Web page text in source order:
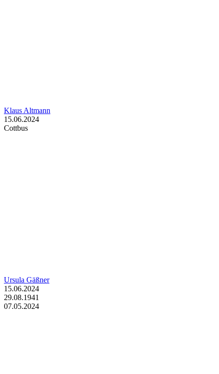
Klaus Altmann
15.06.2024
Cottbus
Ursula Gäßner
15.06.2024
29.08.1941
07.05.2024